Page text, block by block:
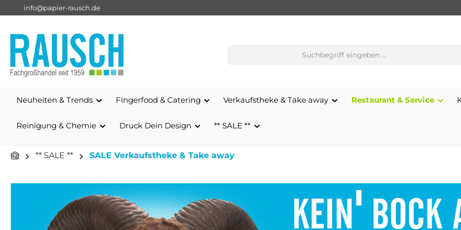
Zur Hauptnavigation springen
info@papier-rausch.de
Neuheiten & Trends Fingerfood & Catering Verkaufstheke & Take away Restaurant & Service
Reinigung & Chemie Druck Dein Design ** SALE **
** SALE ** SALE Verkaufstheke & Take away